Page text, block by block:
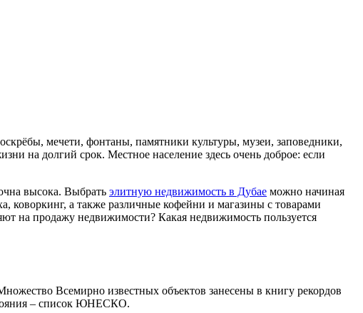
мечети, фонтаны, памятники культуры, музеи, заповедники,
на долгий срок. Местное население здесь очень доброе: если
высока. Выбрать элитную недвижимость в Дубае можно начиная
коворкинг, а также различные кофейни и магазины с товарами
на продажу недвижимости? Какая недвижимость пользуется
Всемирно известных объектов занесены в книгу рекордов
– список ЮНЕСКО.